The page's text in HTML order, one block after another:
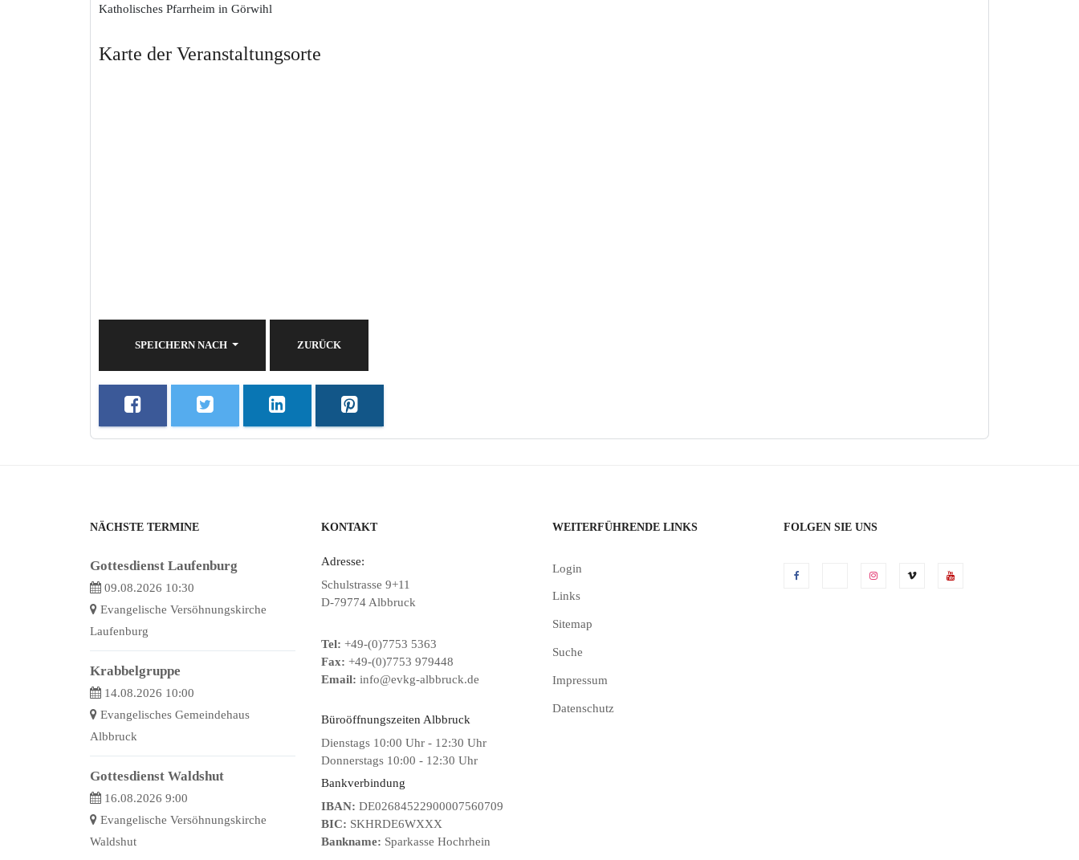
Katholisches Pfarrheim in Görwihl
Karte der Veranstaltungsorte
SPEICHERN NACH ZURÜCK
NÄCHSTE TERMINE
Gottesdienst Laufenburg
09.08.2026 10:30
Evangelische Versöhnungskirche
Laufenburg
Krabbelgruppe
14.08.2026 10:00
Evangelisches Gemeindehaus
Albbruck
Gottesdienst Waldshut
16.08.2026 9:00
Evangelische Versöhnungskirche
Waldshut
KONTAKT
Adresse:
Schulstrasse 9+11
D-79774 Albbruck
Tel: +49-(0)7753 5363
Fax: +49-(0)7753 979448
Email: info@evkg-albbruck.de
Büroöffnungszeiten Albbruck
Dienstags 10:00 Uhr - 12:30 Uhr
Donnerstags 10:00 - 12:30 Uhr
Bankverbindung
IBAN: DE02684522900007560709
BIC: SKHRDE6WXXX
Bankname: Sparkasse Hochrhein
WEITERFÜHRENDE LINKS
Login
Links
Sitemap
Suche
Impressum
Datenschutz
FOLGEN SIE UNS